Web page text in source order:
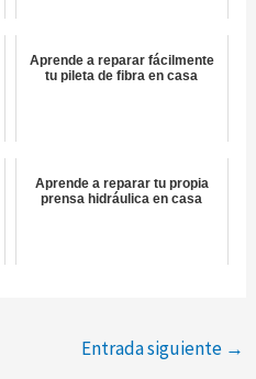
Aprende a reparar fácilmente
tu pileta de fibra en casa
Aprende a reparar tu propia
prensa hidráulica en casa
Entrada siguiente →